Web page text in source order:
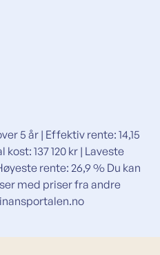
5 år | Effektiv rente: 14,15
kost: 137 120 kr | Laveste
rente: 26,9 % Du kan
med priser fra andre